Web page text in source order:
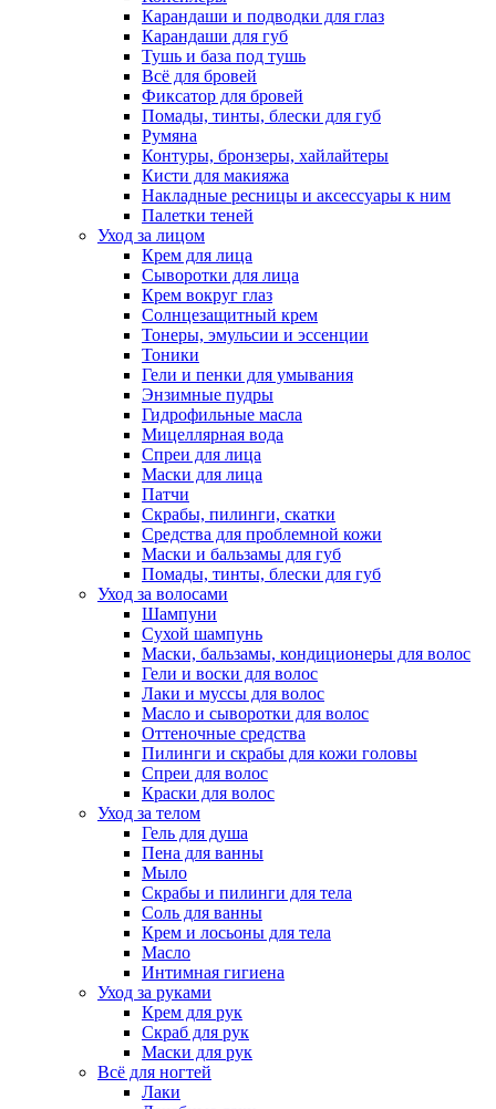
Карандаши и подводки для глаз
Карандаши для губ
Тушь и база под тушь
Всё для бровей
Фиксатор для бровей
Помады, тинты, блески для губ
Румяна
Контуры, бронзеры, хайлайтеры
Кисти для макияжа
Накладные ресницы и аксессуары к ним
Палетки теней
Уход за лицом
Крем для лица
Сыворотки для лица
Крем вокруг глаз
Солнцезащитный крем
Тонеры, эмульсии и эссенции
Тоники
Гели и пенки для умывания
Энзимные пудры
Гидрофильные масла
Мицеллярная вода
Спреи для лица
Маски для лица
Патчи
Скрабы, пилинги, скатки
Средства для проблемной кожи
Маски и бальзамы для губ
Помады, тинты, блески для губ
Уход за волосами
Шампуни
Сухой шампунь
Маски, бальзамы, кондиционеры для волос
Гели и воски для волос
Лаки и муссы для волос
Масло и сыворотки для волос
Оттеночные средства
Пилинги и скрабы для кожи головы
Спреи для волос
Краски для волос
Уход за телом
Гель для душа
Пена для ванны
Мыло
Скрабы и пилинги для тела
Соль для ванны
Крем и лосьоны для тела
Масло
Интимная гигиена
Уход за руками
Крем для рук
Скраб для рук
Маски для рук
Всё для ногтей
Лаки